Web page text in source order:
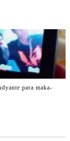
para maka-